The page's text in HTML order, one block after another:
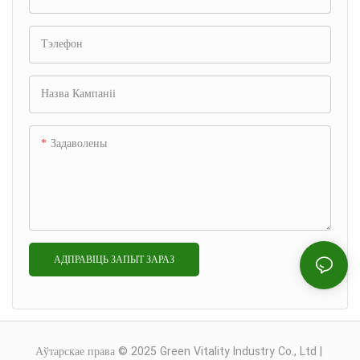
Тэлефон
Назва Кампаніі
Задаволены
АДПРАВІЦЬ ЗАПЫТ ЗАРАЗ
Аўтарскае права © 2025 Green Vitality Industry Co., Ltd |